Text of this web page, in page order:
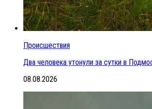
Происшествия
Два человека утонули за сутки в
08.08.2026